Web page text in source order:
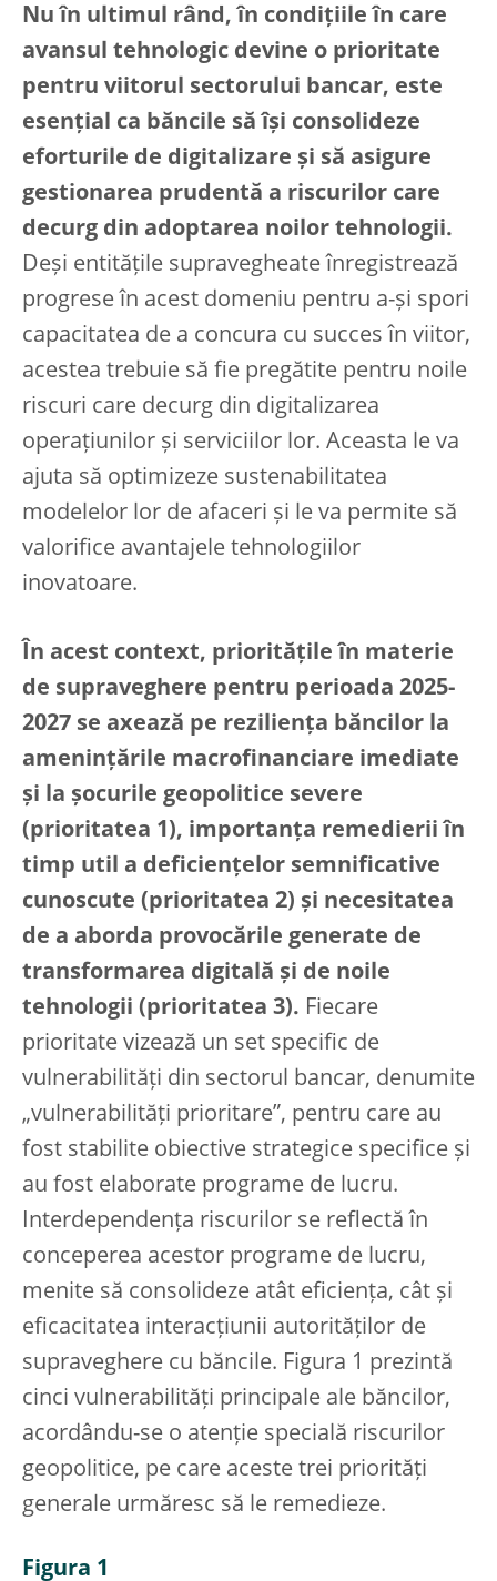
Nu în ultimul rând, în condițiile în care
avansul tehnologic devine o prioritate
pentru viitorul sectorului bancar, este
esențial ca băncile să își consolideze
eforturile de digitalizare și să asigure
gestionarea prudentă a riscurilor care
decurg din adoptarea noilor tehnologii.
Deși entitățile supravegheate înregistrează
progrese în acest domeniu pentru a-și spori
capacitatea de a concura cu succes în viitor,
acestea trebuie să fie pregătite pentru noile
riscuri care decurg din digitalizarea
operațiunilor și serviciilor lor. Aceasta le va
ajuta să optimizeze sustenabilitatea
modelelor lor de afaceri și le va permite să
valorifice avantajele tehnologiilor
inovatoare.
În acest context, prioritățile în materie
de supraveghere pentru perioada 2025-
2027 se axează pe reziliența băncilor la
amenințările macrofinanciare imediate
și la șocurile geopolitice severe
(prioritatea 1), importanța remedierii în
timp util a deficiențelor semnificative
cunoscute (prioritatea 2) și necesitatea
de a aborda provocările generate de
transformarea digitală și de noile
tehnologii (prioritatea 3). Fiecare
prioritate vizează un set specific de
vulnerabilități din sectorul bancar, denumite
„vulnerabilități prioritare”, pentru care au
fost stabilite obiective strategice specifice și
au fost elaborate programe de lucru.
Interdependența riscurilor se reflectă în
conceperea acestor programe de lucru,
menite să consolideze atât eficiența, cât și
eficacitatea interacțiunii autorităților de
supraveghere cu băncile. Figura 1 prezintă
cinci vulnerabilități principale ale băncilor,
acordându-se o atenție specială riscurilor
geopolitice, pe care aceste trei priorități
generale urmăresc să le remedieze.
Figura 1